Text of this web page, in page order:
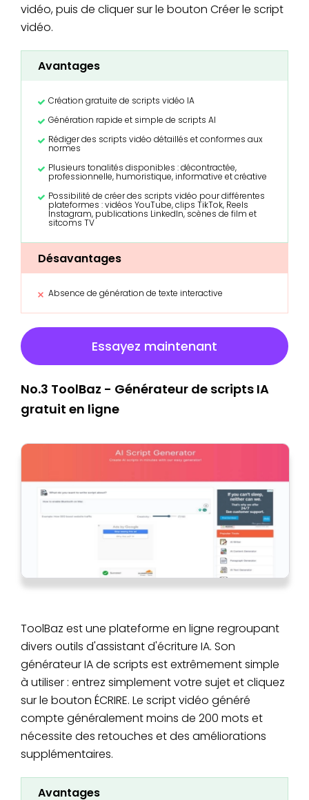
vidéo, puis de cliquer sur le bouton Créer le script
vidéo.
Avantages
Création gratuite de scripts vidéo IA
Génération rapide et simple de scripts AI
Rédiger des scripts vidéo détaillés et conformes aux
normes
Plusieurs tonalités disponibles : décontractée,
professionnelle, humoristique, informative et créative
Possibilité de créer des scripts vidéo pour différentes
plateformes : vidéos YouTube, clips TikTok, Reels
Instagram, publications LinkedIn, scènes de film et
sitcoms TV
Désavantages
Absence de génération de texte interactive
Essayez maintenant
No.3 ToolBaz - Générateur de scripts IA
gratuit en ligne
ToolBaz est une plateforme en ligne regroupant
divers outils d'assistant d'écriture IA. Son
générateur IA de scripts est extrêmement simple
à utiliser : entrez simplement votre sujet et cliquez
sur le bouton ÉCRIRE. Le script vidéo généré
compte généralement moins de 200 mots et
nécessite des retouches et des améliorations
supplémentaires.
Avantages